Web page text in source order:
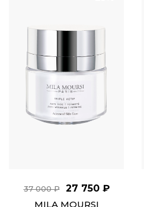
37 000 ₽
27 750 ₽
MILA MOURSI